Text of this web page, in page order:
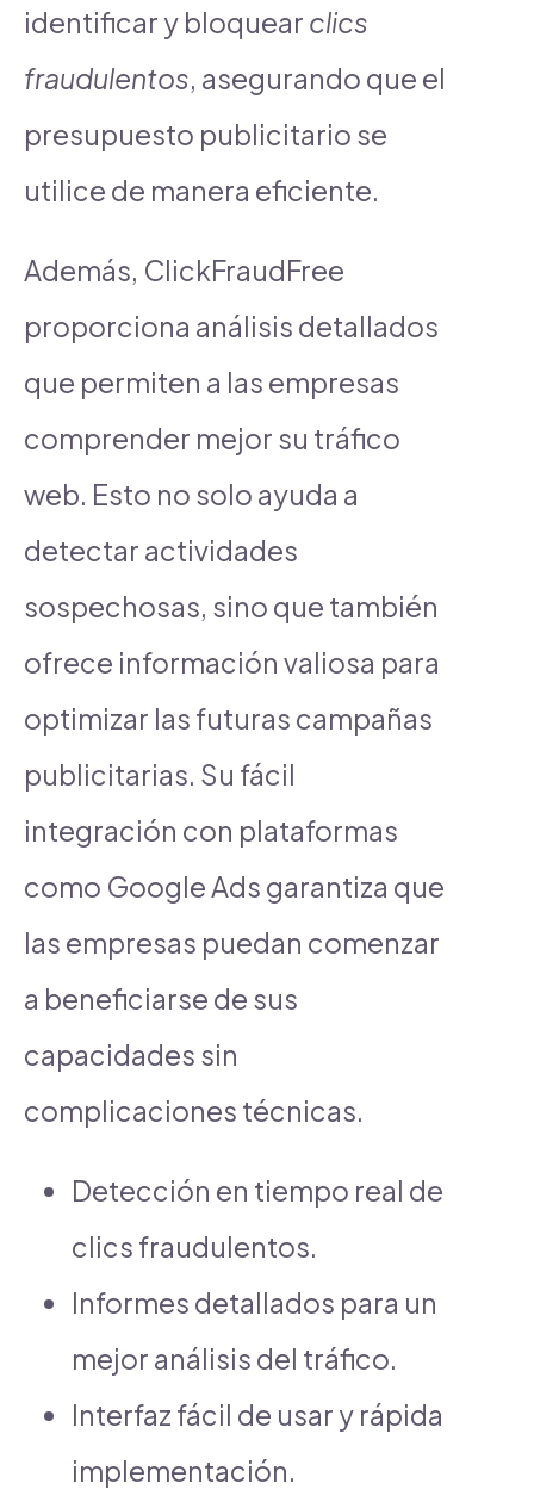
identificar y bloquear clics
fraudulentos, asegurando que el
presupuesto publicitario se
utilice de manera eficiente.
Además, ClickFraudFree
proporciona análisis detallados
que permiten a las empresas
comprender mejor su tráfico
web. Esto no solo ayuda a
detectar actividades
sospechosas, sino que también
ofrece información valiosa para
optimizar las futuras campañas
publicitarias. Su fácil
integración con plataformas
como Google Ads garantiza que
las empresas puedan comenzar
a beneficiarse de sus
capacidades sin
complicaciones técnicas.
Detección en tiempo real de
clics fraudulentos.
Informes detallados para un
mejor análisis del tráfico.
Interfaz fácil de usar y rápida
implementación.